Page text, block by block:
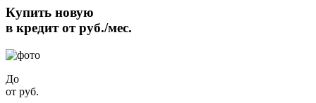
Купить новую
в кредит отруб./мес.
До
от руб.